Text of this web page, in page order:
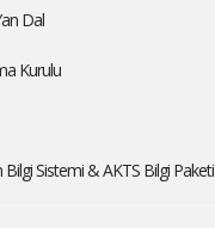
Dal
Kurulu
Sistemi & AKTS Bilgi Paketi